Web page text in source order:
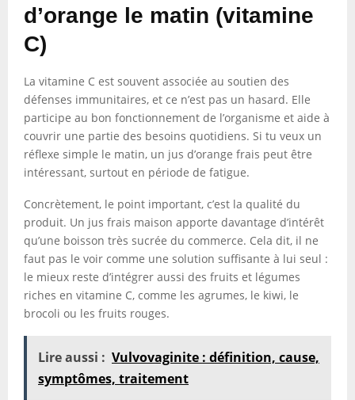
d’orange le matin (vitamine
C)
La vitamine C est souvent associée au soutien des
défenses immunitaires, et ce n’est pas un hasard. Elle
participe au bon fonctionnement de l’organisme et aide à
couvrir une partie des besoins quotidiens. Si tu veux un
réflexe simple le matin, un jus d’orange frais peut être
intéressant, surtout en période de fatigue.
Concrètement, le point important, c’est la qualité du
produit. Un jus frais maison apporte davantage d’intérêt
qu’une boisson très sucrée du commerce. Cela dit, il ne
faut pas le voir comme une solution suffisante à lui seul :
le mieux reste d’intégrer aussi des fruits et légumes
riches en vitamine C, comme les agrumes, le kiwi, le
brocoli ou les fruits rouges.
Lire aussi : Vulvovaginite : définition, cause,
symptômes, traitement